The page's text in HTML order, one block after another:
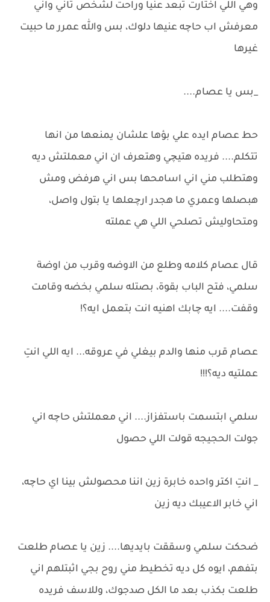
وهي اللي اختارت تبعد عنيا وراحت لشخص تاني واني
معرفش اب حاچه عنيها دلوك، بس والله عمرر ما حبيت
غيرها
_بس يا عصام....
حط عصام ايده علي بؤها علشان يمنعها من انها
تتكلم.... فريده هتيچي وهتعرف ان اني معملتش ديه
وهتطلب مني اني اسامحها بس اني هرفض ومش
هبصلها وعمري ما هجدر ارچعلها يا بتول واصل،
ومتحاوليش تصلحي اللي هي عملته
قال عصام كلامه وطلع من الاوضه وقرب من اوضة
سلمي، فتح الباب بقوة، بصتله سلمي بخضه وقامت
وقفت.... ايه چابك اهنيه انت بتعمل ايه؟!
عصام قرب منها والدم بيغلي في عروقه... ايه اللي انتِ
عملتيه ديه؟!!!
سلمي ابتسمت باستفزاز.... اني معملتش حاچه اني
جولت الحجيجه قولت اللي حصول
_ انتِ اكتر واحده خابرة زين اننا محصولش بينا اي حاچه،
اني خابر الاعيبك ديه زين
ضحكت سلمي وسققت بايديها.... زين يا عصام طلعت
بتفهم، ايوه كل ديه تخطيط مني روح بجي اثبتلهم اني
طلعت بكذب بعد ما الكل صدجوك، وللاسف فريده